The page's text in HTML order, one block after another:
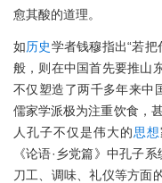
愈其酸的道理。
如历史学者钱穆指出“若
般，则在中国首先要推山
不仅塑造了两千多年来中
儒家学派极为注重饮食，
人孔子不仅是伟大的思想
《论语·乡党篇》中孔子
刀工、调味、礼仪等方面